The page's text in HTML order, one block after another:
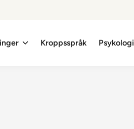
Kroppsspråk Psykologi